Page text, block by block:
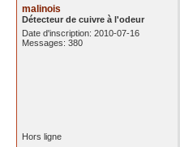
malinois
Détecteur de cuivre à l'odeur
Date d'inscription: 2010-07-16
Messages: 380
Hors ligne